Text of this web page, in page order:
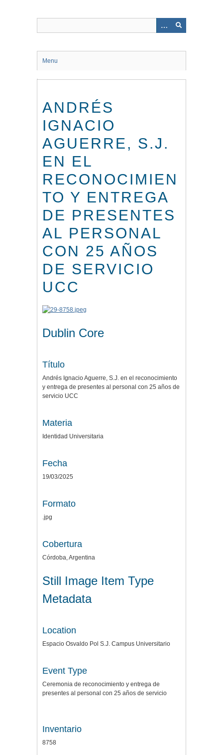
Menu
ANDRÉS
IGNACIO
AGUERRE, S.J.
EN EL
RECONOCIMIEN
TO Y ENTREGA
DE PRESENTES
AL PERSONAL
CON 25 AÑOS
DE SERVICIO
UCC
Dublin Core
Título
Andrés Ignacio Aguerre, S.J. en el reconocimiento
y entrega de presentes al personal con 25 años de
servicio UCC
Materia
Identidad Universitaria
Fecha
19/03/2025
Formato
.jpg
Cobertura
Córdoba, Argentina
Still Image Item Type
Metadata
Location
Espacio Osvaldo Pol S.J. Campus Universitario
Event Type
Ceremonia de reconocimiento y entrega de
presentes al personal con 25 años de servicio
Inventario
8758